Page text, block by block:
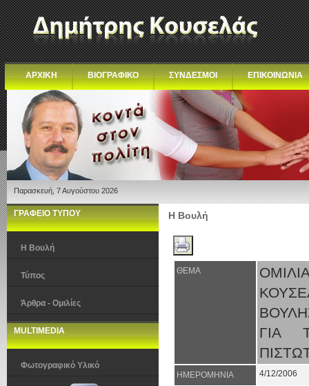
ΑΡΧΙΚΗ ΒΙΟΓΡΑΦΙΚΟ ΣΥΝΔΕΣΜΟΙ ΕΠΙΚΟΙΝΩΝΙΑ
Παρασκευή, 7 Αυγούστου 2026
ΓΡΑΦΕΙΟ ΤΥΠΟΥ
Η Βουλή
Τύπος
Άρθρα - Ομιλίες
MULTIMEDIA
Φωτογραφικό Υλικό
Η Βουλή
ΘΕΜΑ
ΓΙΑ
ΗΜΕΡΟΜΗΝΙΑ 4/12/2006